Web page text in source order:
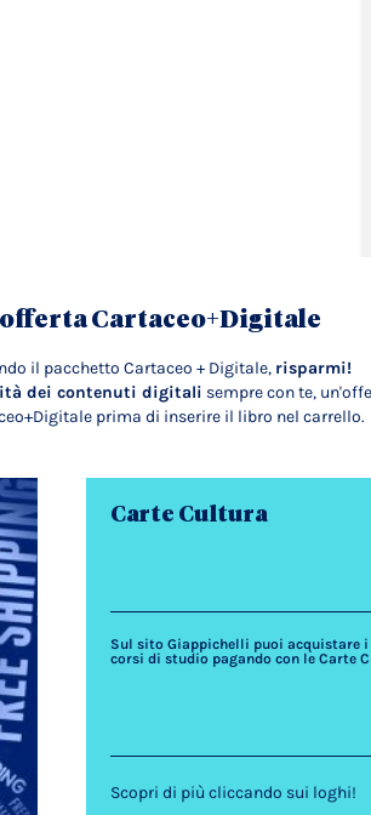
Cartaceo+Digitale
il pacchetto Cartaceo + Digitale, risparmi!
dei contenuti digitali sempre con te,
prima di inserire il libro nel carrello.
Carte Cultura
Sul sito Giappichelli puoi acquistare
corsi di studio pagando con le Carte
Scopri di più cliccando sui loghi!